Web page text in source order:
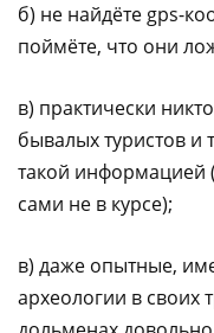
б) не найдёте gps-
поймёте, что они
в) практически
бывалых туристов и
такой информацией
сами не в курсе);
в) даже опытные,
археологии в своих